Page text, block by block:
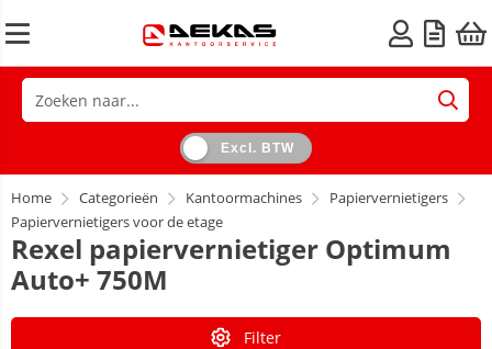
Excl. BTW
Home Categorieën Kantoormachines
Papiervernietigers
Papiervernietigers voor de etage
Rexel papiervernietiger Optimum
Auto+ 750M
Filter